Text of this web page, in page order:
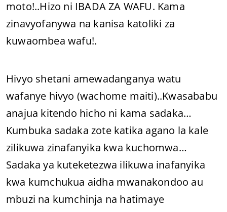
moto!..Hizo ni IBADA ZA WAFU. Kama
zinavyofanywa na kanisa katoliki za
kuwaombea wafu!.
Hivyo shetani amewadanganya watu
wafanye hivyo (wachome maiti)..Kwasababu
anajua kitendo hicho ni kama sadaka…
Kumbuka sadaka zote katika agano la kale
zilikuwa zinafanyika kwa kuchomwa…
Sadaka ya kuteketezwa ilikuwa inafanyika
kwa kumchukua aidha mwanakondoo au
mbuzi na kumchinja na hatimaye